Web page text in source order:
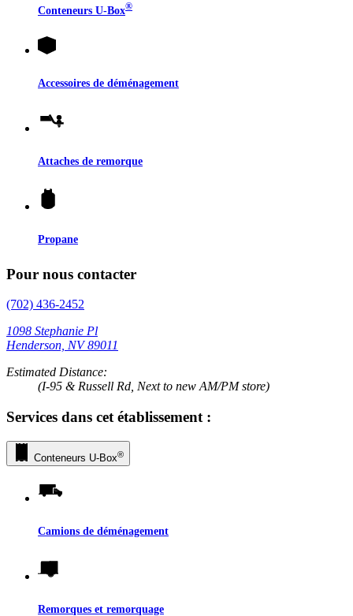
Conteneurs U-Box®
Accessoires de déménagement
Attaches de remorque
Propane
Pour nous contacter
(702) 436-2452
1098 Stephanie Pl
Henderson, NV 89011
Estimated Distance:
(I-95 & Russell Rd, Next to new AM/PM store)
Services dans cet établissement :
Conteneurs U-Box®
Camions de déménagement
Remorques et remorquage